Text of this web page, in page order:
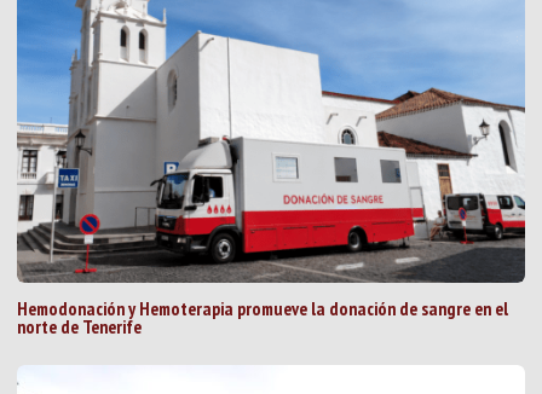
Hemodonación y Hemoterapia promueve la donación de sangre en el
norte de Tenerife